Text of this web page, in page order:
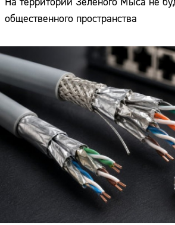
общественного пространства